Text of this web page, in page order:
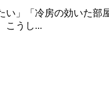
い」「冷房の効いた
こうし...